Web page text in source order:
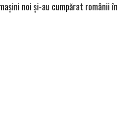
noi și-au cumpărat românii în